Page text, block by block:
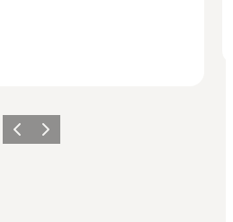
ForrigeNæste